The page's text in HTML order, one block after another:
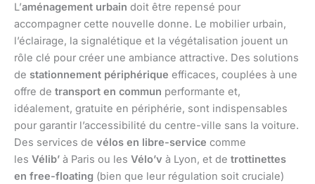
L’aménagement urbain doit être repensé pour
accompagner cette nouvelle donne. Le mobilier urbain,
l’éclairage, la signalétique et la végétalisation jouent un
rôle clé pour créer une ambiance attractive. Des solutions
de stationnement périphérique efficaces, couplées à une
offre de transport en commun performante et,
idéalement, gratuite en périphérie, sont indispensables
pour garantir l’accessibilité du centre-ville sans la voiture.
Des services de vélos en libre-service comme
les Vélib’ à Paris ou les Vélo’v à Lyon, et de trottinettes
en free-floating (bien que leur régulation soit cruciale)